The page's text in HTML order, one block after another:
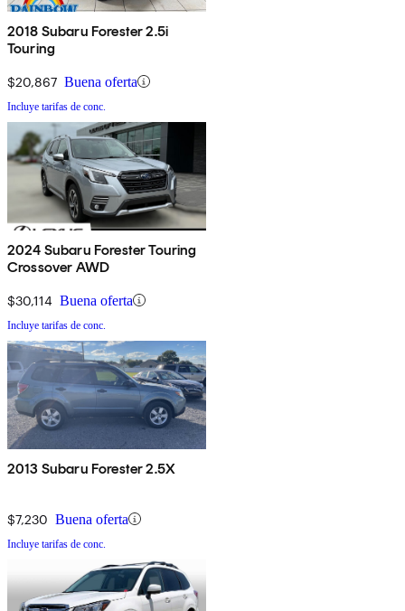
2018 Subaru Forester 2.5i
Touring
$20,867 Buena oferta
Incluye tarifas de conc.
2024 Subaru Forester Touring
Crossover AWD
$30,114 Buena oferta
Incluye tarifas de conc.
2013 Subaru Forester 2.5X
$7,230 Buena oferta
Incluye tarifas de conc.